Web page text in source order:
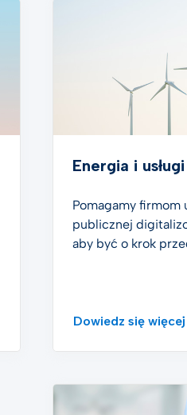
Energia i
Pomagamy firmom
publicznej
aby być o krok
Dowiedz się więcej